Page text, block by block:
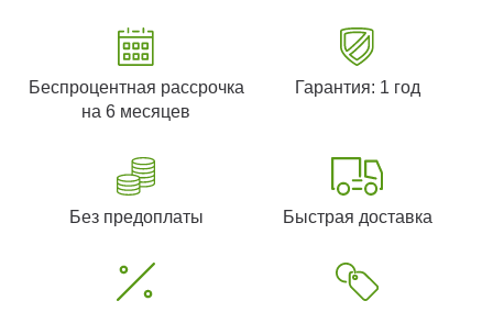
Беспроцентная рассрочка
на 6 месяцев
Гарантия: 1 год
Без предоплаты Быстрая доставка